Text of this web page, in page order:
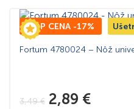
TOP CENA -17%
Fortum 4780024 – Nôž
3,49€ 2,89 €